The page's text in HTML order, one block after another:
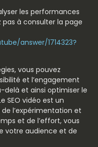
les performances
pas à consulter la page
answer/1714323?
vous pouvez
et l’engagement
delà et ainsi optimiser le
SEO vidéo est un
l’expérimentation et
et de l’effort, vous
votre audience et de